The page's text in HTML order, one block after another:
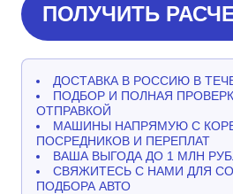
ПОЛУЧИТЬ
ДОСТАВКА В РОССИЮ В
ПОДБОР И ПОЛНАЯ
ОТПРАВКОЙ
МАШИНЫ НАПРЯМУЮ С
ПОСРЕДНИКОВ И ПЕРЕПЛАТ
ВАША ВЫГОДА ДО 1 МЛН
СВЯЖИТЕСЬ С НАМИ ДЛЯ
ПОДБОРА АВТО